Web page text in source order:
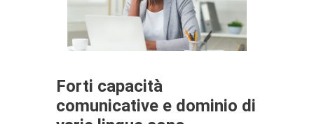
Forti capacità
comunicative e dominio di